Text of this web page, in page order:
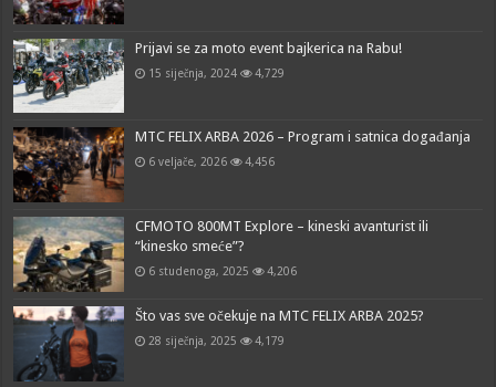
Prijavi se za moto event bajkerica na Rabu!
15 siječnja, 2024 4,729
MTC FELIX ARBA 2026 – Program i satnica događanja
6 veljače, 2026 4,456
CFMOTO 800MT Explore – kineski avanturist ili
“kinesko smeće”?
6 studenoga, 2025 4,206
Što vas sve očekuje na MTC FELIX ARBA 2025?
28 siječnja, 2025 4,179